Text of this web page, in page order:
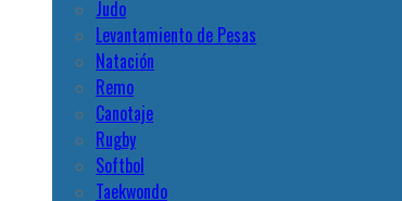
Judo
Levantamiento de Pesas
Natación
Remo
Canotaje
Rugby
Softbol
Taekwondo